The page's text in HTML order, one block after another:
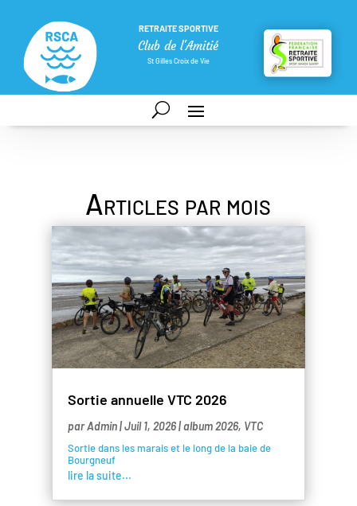
RETRAITE SPORTIVE
Club de l'Amitié
St Gilles Croix de Vie
Articles par mois
Sortie annuelle VTC 2026
parAdmin|Juil 1, 2026|album 2026, VTC
Sortie dans les marais et le long de la baie de
Bourgneuf
lire la suite...